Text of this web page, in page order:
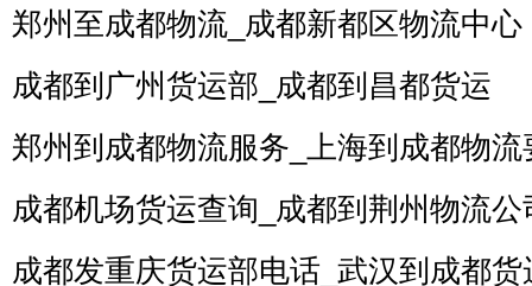
郑州至成都物流_成都新都区物流中心
成都到广州货运部_成都到昌都货运
郑州到成都物流服务_上海到成都物流
成都机场货运查询_成都到荆州物流公
成都发重庆货运部电话_武汉到成都货